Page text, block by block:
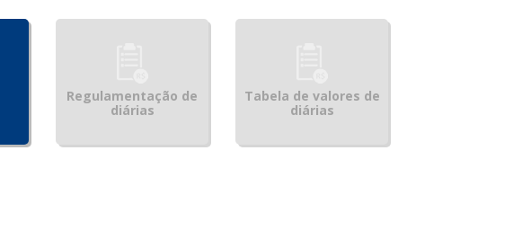
Regulamentação de
diárias
Tabela de valores de
diárias